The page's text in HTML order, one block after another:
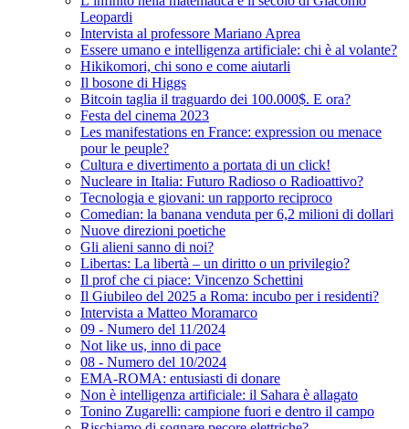
Leopardi
Intervista al professore Mariano Aprea
Essere umano e intelligenza artificiale: chi è al volante?
Hikikomori, chi sono e come aiutarli
Il bosone di Higgs
Bitcoin taglia il traguardo dei 100.000$. E ora?
Festa del cinema 2023
Les manifestations en France: expression ou menace
pour le peuple?
Cultura e divertimento a portata di un click!
Nucleare in Italia: Futuro Radioso o Radioattivo?
Tecnologia e giovani: un rapporto reciproco
Comedian: la banana venduta per 6,2 milioni di dollari
Nuove direzioni poetiche
Gli alieni sanno di noi?
Libertas: La libertà – un diritto o un privilegio?
Il prof che ci piace: Vincenzo Schettini
Il Giubileo del 2025 a Roma: incubo per i residenti?
Intervista a Matteo Moramarco
09 - Numero del 11/2024
Not like us, inno di pace
08 - Numero del 10/2024
EMA-ROMA: entusiasti di donare
Non è intelligenza artificiale: il Sahara è allagato
Tonino Zugarelli: campione fuori e dentro il campo